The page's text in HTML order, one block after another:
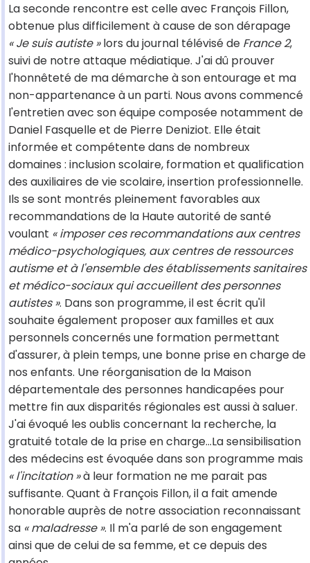
La seconde rencontre est celle avec François Fillon,
obtenue plus difficilement à cause de son dérapage
« Je suis autiste »lors du journal télévisé de France 2,
suivi de notre attaque médiatique. J'ai dû prouver
l'honnêteté de ma démarche à son entourage et ma
non-appartenance à un parti. Nous avons commencé
l'entretien avec son équipe composée notamment de
Daniel Fasquelle et de Pierre Deniziot. Elle était
informée et compétente dans de nombreux
domaines : inclusion scolaire, formation et qualification
des auxiliaires de vie scolaire, insertion professionnelle.
Ils se sont montrés pleinement favorables aux
recommandations de la Haute autorité de santé
voulant « imposer ces recommandations aux centres
médico-psychologiques, aux centres de ressources
autisme et à l'ensemble des établissements sanitaires
et médico-sociaux qui accueillent des personnes
autistes ». Dans son programme, il est écrit qu'il
souhaite également proposer aux familles et aux
personnels concernés une formation permettant
d'assurer, à plein temps, une bonne prise en charge de
nos enfants. Une réorganisation de la Maison
départementale des personnes handicapées pour
mettre fin aux disparités régionales est aussi à saluer.
J'ai évoqué les oublis concernant la recherche, la
gratuité totale de la prise en charge…La sensibilisation
des médecins est évoquée dans son programme mais
« l'incitation »à leur formation ne me parait pas
suffisante. Quant à François Fillon, il a fait amende
honorable auprès de notre association reconnaissant
sa « maladresse ». Il m'a parlé de son engagement
ainsi que de celui de sa femme, et ce depuis des